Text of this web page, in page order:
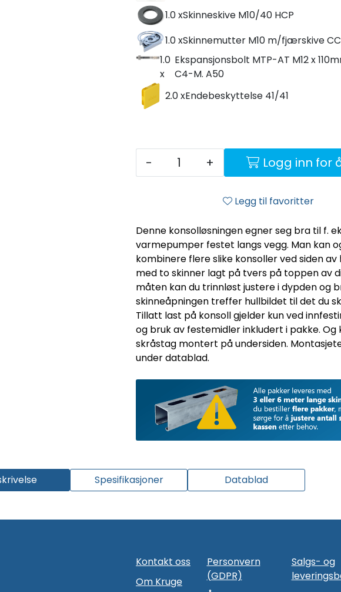
1.0 xSkinneskive M10/40 HCP
1.0 xSkinnemutter M10 m/fjærskive
1.0
x
Ekspansjonsbolt MTP-AT M12 x
C4-M. A50
2.0 xEndebeskyttelse 41/41
- + Logg inn for
Legg til favoritter
Denne konsolløsningen egner seg bra til f.
varmepumper festet langs vegg. Man kan
kombinere flere slike konsoller ved siden av
med to skinner lagt på tvers på toppen av
måten kan du trinnløst justere i dypden og
skinneåpningen treffer hullbildet til det du
Tillatt last på konsoll gjelder kun ved
og bruk av festemidler inkludert i pakke. Og
skråstag montert på undersiden.
under datablad.
Spesifikasjoner Datablad
Kontakt oss
Om Kruge
Personvern
(GDPR)
Salgs- og